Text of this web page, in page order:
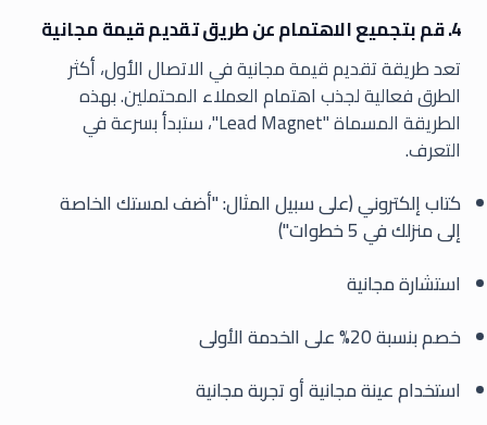
4. قم بتجميع الاهتمام عن طريق تقديم قيمة مجانية
تعد طريقة تقديم قيمة مجانية في الاتصال الأول، أكثر
الطرق فعالية لجذب اهتمام العملاء المحتملين. بهذه
الطريقة المسماة "Lead Magnet"، ستبدأ بسرعة في
التعرف.
كتاب إلكتروني (على سبيل المثال: "أضف لمستك الخاصة
إلى منزلك في 5 خطوات")
استشارة مجانية
خصم بنسبة 20% على الخدمة الأولى
استخدام عينة مجانية أو تجربة مجانية